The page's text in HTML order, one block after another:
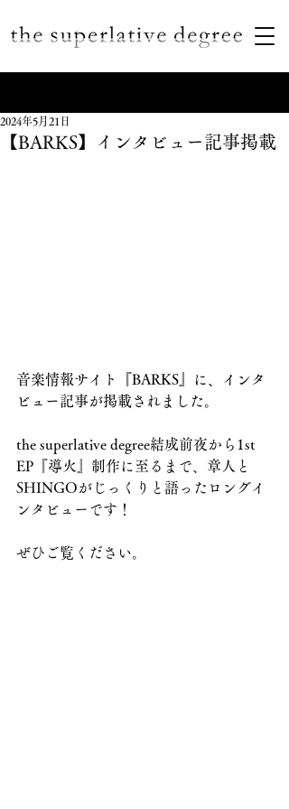
【BARKS】インタビュー記事掲載
2024年5月21日
音楽情報サイト『BARKS』に、
インタ
ビュー記事が掲載されました。
the superlative degree結成前夜から1st
EP『導火』制作に至るまで、章人と
SHINGOがじっくりと語ったロングイ
ンタビューです！
ぜひご覧ください。